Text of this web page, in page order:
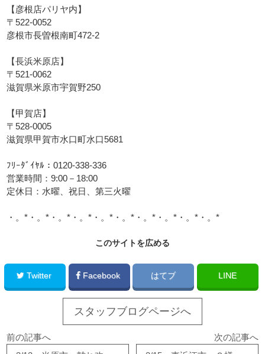
【彦根店パリヤ内】
〒522-0052
彦根市長曽根南町472-2
【長浜米原店】
〒521-0062
滋賀県米原市宇賀野250
【甲賀店】
〒528-0005
滋賀県甲賀市水口町水口5681
ﾌﾘｰﾀﾞｲﾔﾙ：0120-338-336
営業時間：9:00－18:00
定休日：水曜、祝日、第三火曜
・。*・。*・。*・。*・。*・。*・。*・。*・。*・。*
このサイトを広める
Twitter Facebook はてブ LINE
スタッフブログページへ
前の記事へ
次の記事へ